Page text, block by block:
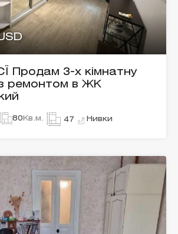
Продам 3-х кімнатну
ремонтом в ЖК
80 Кв.м. 47 Нивки